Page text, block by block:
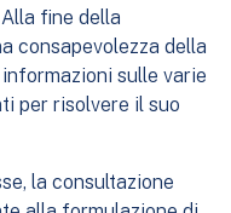
fine della
consapevolezza della
sulle varie
per risolvere il suo
la consultazione